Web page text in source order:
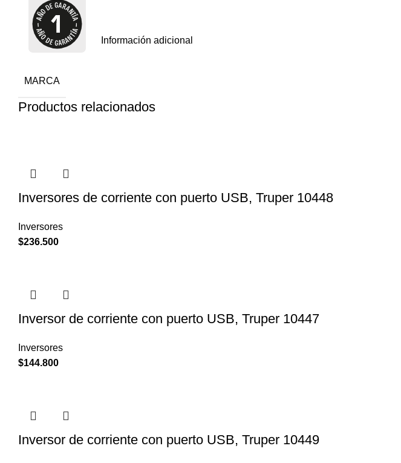
Información adicional
MARCA
Productos relacionados
Inversores de corriente con puerto USB, Truper 10448
Inversores
$236.500
Inversor de corriente con puerto USB, Truper 10447
Inversores
$144.800
Inversor de corriente con puerto USB, Truper 10449